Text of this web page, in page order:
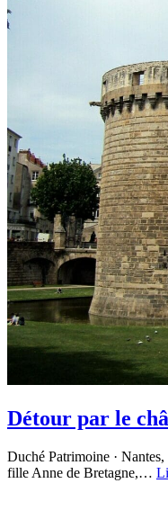
Détour par le
Duché Patrimoine ·
fille Anne de Bretagne,…